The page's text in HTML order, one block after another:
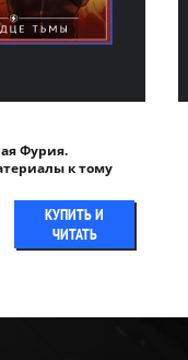
Фурия.
к тому
КУПИТЬ И
ЧИТАТЬ